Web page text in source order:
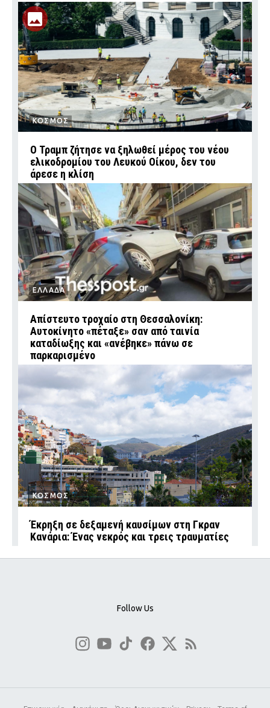
ΚΟΣΜΟΣ
Ο Τραμπ ζήτησε να ξηλωθεί μέρος του νέου
ελικοδρομίου του Λευκού Οίκου, δεν του
άρεσε η κλίση
ΕΛΛΑΔΑ
Απίστευτο τροχαίο στη Θεσσαλονίκη:
Αυτοκίνητο «πέταξε» σαν από ταινία
καταδίωξης και «ανέβηκε» πάνω σε
παρκαρισμένο
ΚΟΣΜΟΣ
Έκρηξη σε δεξαμενή καυσίμων στη Γκραν
Κανάρια: Ένας νεκρός και τρεις τραυματίες
Follow Us